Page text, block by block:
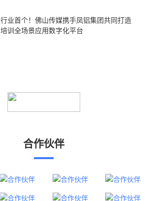
行业首个！佛山传媒携手凤铝集团共同打造
培训全场景应用数字化平台
合作伙伴